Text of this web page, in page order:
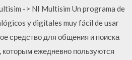
-> NI Multisim Un programa de
y digitales muy fácil de usar
средство для общения и поиска
которым ежедневно пользуются